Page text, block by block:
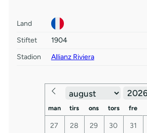
Land
Stiftet
1904
Stadion
Allianz Riviera
man tirs ons tors fre
27 28 29 30 31